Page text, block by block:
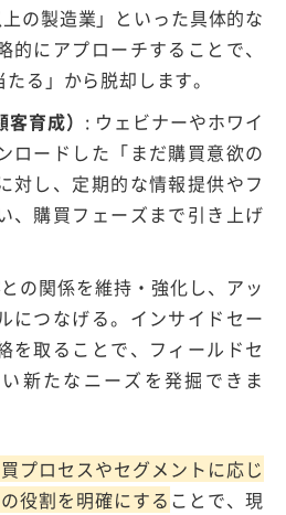
の製造業」といった具体的な
的にアプローチすることで、
る」から脱却します。
育成） : ウェビナーやホワイ
ロードした「まだ購買意欲の
対し、定期的な情報提供やフ
、購買フェーズまで引き上げ
の関係を維持・強化し、アッ
につなげる。インサイドセー
を取ることで、フィールドセ
新たなニーズを発掘できま
プロセスやセグメントに応じ
役割を明確にする ことで、現